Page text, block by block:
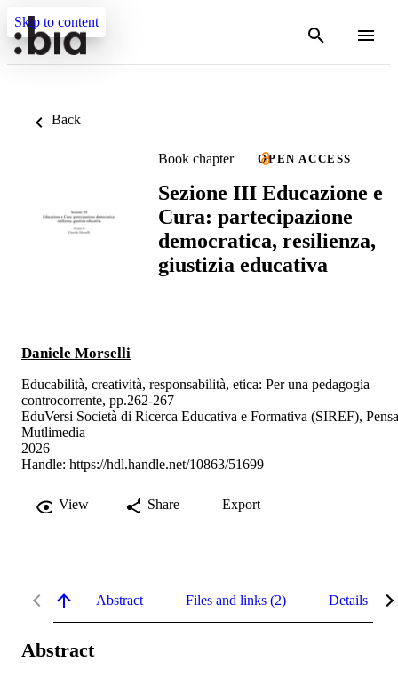
Skip to content
Back
Book chapter OPEN ACCESS
Sezione III Educazione e
Cura: partecipazione
democratica, resilienza,
giustizia educativa
Daniele Morselli
Educabilità, creatività, responsabilità, etica: Per una pedagogia
controcorrente, pp.262-267
EduVersi Società di Ricerca Educativa e Formativa (SIREF), Pensa
Mutlimedia
2026
Handle: https://hdl.handle.net/10863/51699
View Share Export
Abstract Files and links (2) Details
Abstract